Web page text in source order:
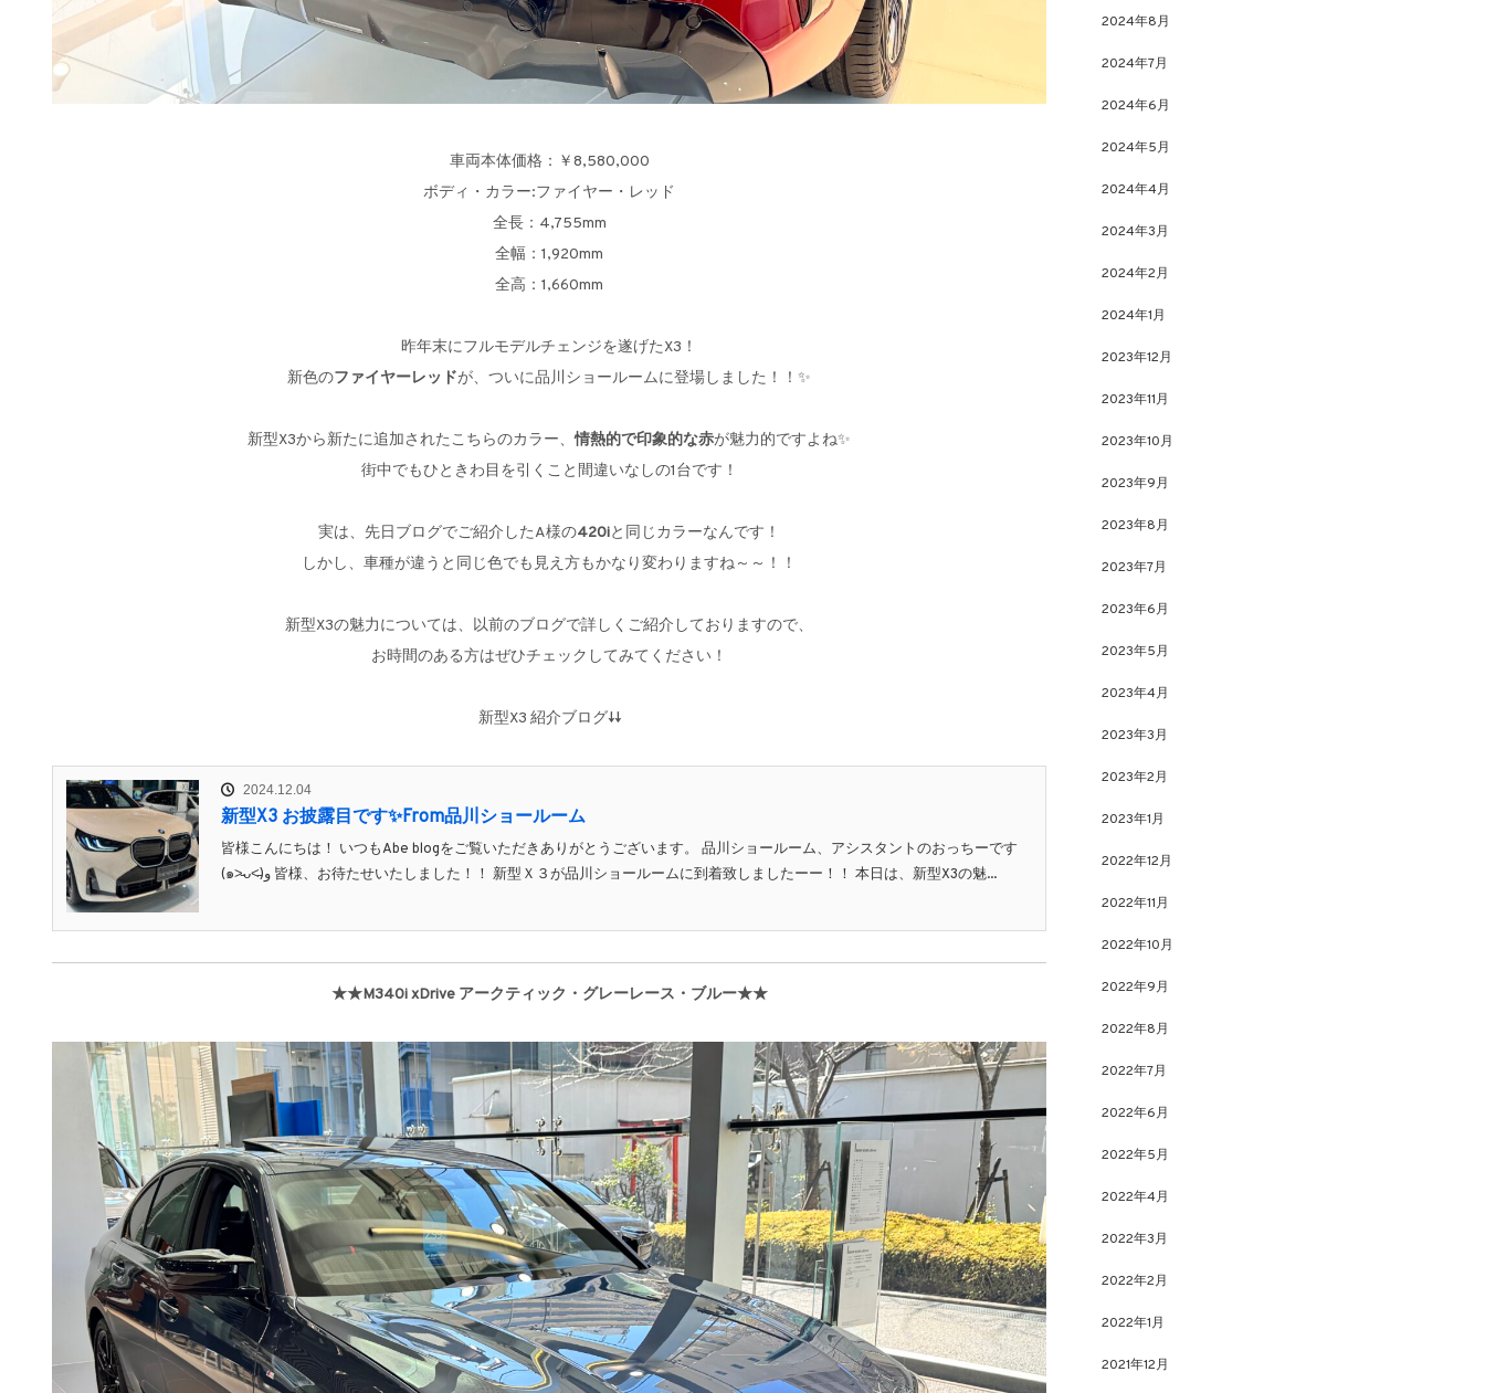
車両本体価格：￥8,580,000
ボディ・カラー:ファイヤー・レッド
全長：4,755mm
全幅：1,920mm
全高：1,660mm
昨年末にフルモデルチェンジを遂げたX3！
新色のファイヤーレッドが、ついに品川ショールームに登場しました！！✨
新型X3から新たに追加されたこちらのカラー、情熱的で印象的な赤が魅力的ですよね✨
街中でもひときわ目を引くこと間違いなしの1台です！
実は、先日ブログでご紹介したA様の420iと同じカラーなんです！
しかし、車種が違うと同じ色でも見え方もかなり変わりますね～～！！
新型X3の魅力については、以前のブログで詳しくご紹介しておりますので、
お時間のある方はぜひチェックしてみてください！
新型X3 紹介ブログ↓↓
2024.12.04
新型X3 お披露目です✨From品川ショールーム
皆様こんにちは！ いつもAbe blogをご覧いただきありがとうございます。 品川ショールーム、アシスタントのおっちーです
(๑˃̵ᴗ˂̵)و 皆様、お待たせいたしました！！ 新型Ｘ３が品川ショールームに到着致しましたーー！！ 本日は、新型X3の魅...
★★M340i xDrive アークティック・グレーレース・ブルー★★
2024年8月
2024年7月
2024年6月
2024年5月
2024年4月
2024年3月
2024年2月
2024年1月
2023年12月
2023年11月
2023年10月
2023年9月
2023年8月
2023年7月
2023年6月
2023年5月
2023年4月
2023年3月
2023年2月
2023年1月
2022年12月
2022年11月
2022年10月
2022年9月
2022年8月
2022年7月
2022年6月
2022年5月
2022年4月
2022年3月
2022年2月
2022年1月
2021年12月